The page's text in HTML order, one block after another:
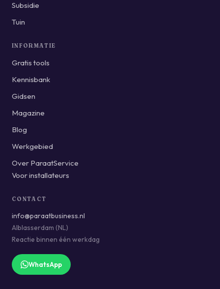
Subsidie
Tuin
INFORMATIE
Gratis tools
Kennisbank
Gidsen
Magazine
Blog
Werkgebied
Over ParaatService
Voor installateurs
CONTACT
info@paraatbusiness.nl
Alblasserdam (NL)
Reactie binnen één werkdag
WhatsApp